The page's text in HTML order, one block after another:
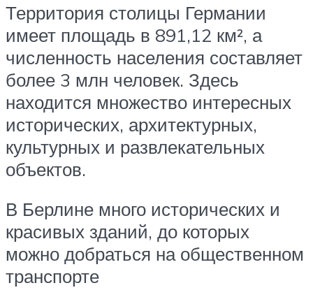
Территория столицы Германии
имеет площадь в 891,12 км², а
численность населения составляет
более 3 млн человек. Здесь
находится множество интересных
исторических, архитектурных,
культурных и развлекательных
объектов.
В Берлине много исторических и
красивых зданий, до которых
можно добраться на общественном
транспорте